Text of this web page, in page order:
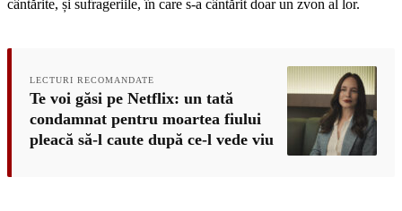
cântărite, și sufrageriile, în care s-a cântărit doar un zvon al lor.
LECTURI RECOMANDATE
Te voi găsi pe Netflix: un tată
condamnat pentru moartea fiului
pleacă să-l caute după ce-l vede viu